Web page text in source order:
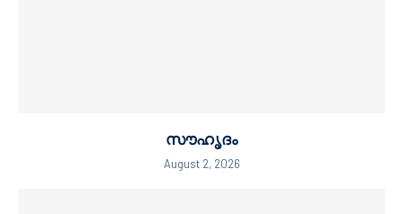
സൗഹൃദം
August 2, 2026